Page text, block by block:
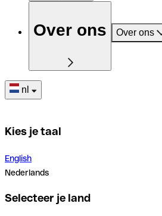
Over ons Over ons
nl
Kies je taal
English
Nederlands
Selecteer je land